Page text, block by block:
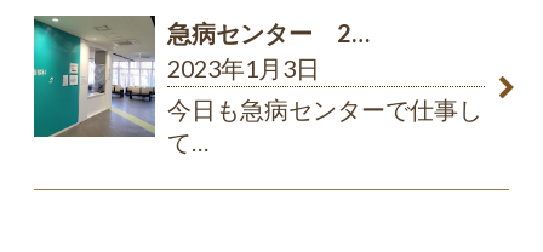
急病センター 2…
2023年1月3日
今日も急病センターで仕事し
て…